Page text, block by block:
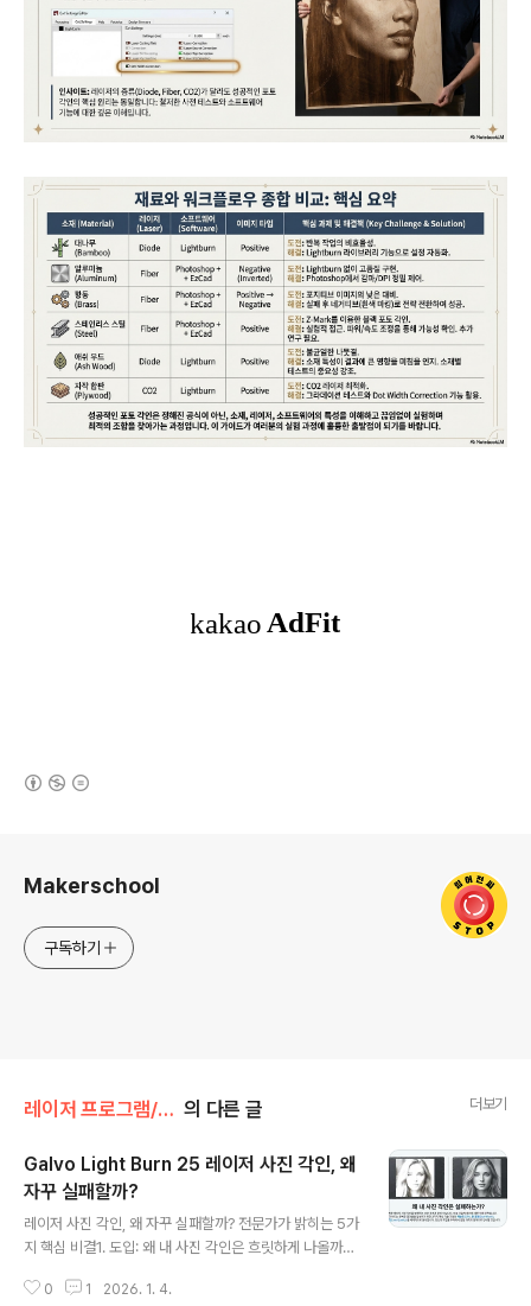
Makerschool
구독하기
레이저 프로그램/FiberLaser&LightBurn 의 다른 글 더보기
Galvo Light Burn 25 레이저 사진 각인, 왜
자꾸 실패할까?
레이저 사진 각인, 왜 자꾸 실패할까? 전문가가 밝히는 5가
지 핵심 비결1. 도입: 왜 내 사진 각인은 흐릿하게 나올까?
했지만, 결과물이 흐릿하거나, 디테일이 뭉개지거나, 완전
0 1 2026. 1. 4.